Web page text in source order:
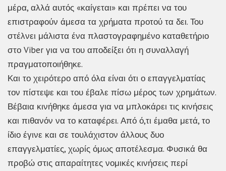
μέρα, αλλά αυτός «καίγεται» και πρέπει να του
επιστραφούν άμεσα τα χρήματα προτού τα δει. Του
στέλνει μάλιστα ένα πλαστογραφημένο καταθετήριο
στο Viber για να του αποδείξει ότι η συναλλαγή
πραγματοποιήθηκε.
Και το χειρότερο από όλα είναι ότι ο επαγγελματίας
τον πίστεψε και του έβαλε πίσω μέρος των χρημάτων.
Βέβαια κινήθηκε άμεσα για να μπλοκάρει τις κινήσεις
και πιθανόν να το καταφέρει. Από ό,τι έμαθα μετά, το
ίδιο έγινε και σε τουλάχιστον άλλους δυο
επαγγελματίες, χωρίς όμως αποτέλεσμα. Φυσικά θα
προβώ στις απαραίτητες νομικές κινήσεις περί